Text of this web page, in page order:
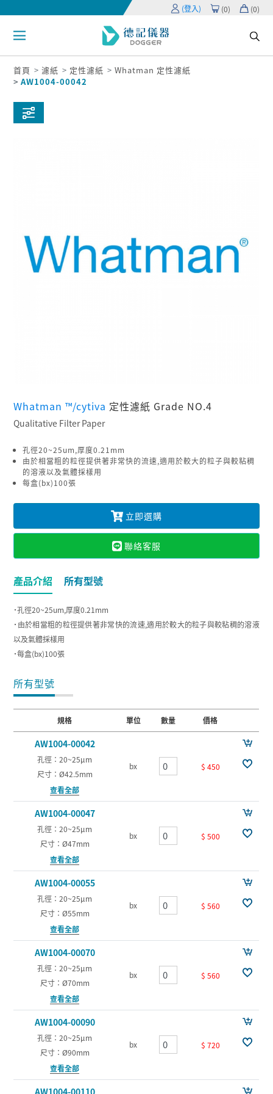
(登入) (0) (0)
首頁 濾紙 定性濾紙
Whatman 定性濾紙
AW1004-00042
Whatman ™/cytiva 定性濾紙 Grade NO.4
Qualitative Filter Paper
孔徑20~25um,厚度0.21mm
由於相當粗的粒徑提供著非常快的流速,適用於較大的粒子與較粘稠
的溶液以及氣體採樣用
每盒(bx)100張
立即選購
聯絡客服
產品介紹 所有型號
˙孔徑20~25um,厚度0.21mm
˙由於相當粗的粒徑提供著非常快的流速,適用於較大的粒子與較粘稠的溶液
以及氣體採樣用
˙每盒(bx)100張
所有型號
規格 單位 數量 價格
AW1004-00042
孔徑：20~25µm
尺寸：Ø42.5mm
查看全部
bx $ 450
AW1004-00047
孔徑：20~25µm
尺寸：Ø47mm
查看全部
bx $ 500
AW1004-00055
孔徑：20~25µm
尺寸：Ø55mm
查看全部
bx $ 560
AW1004-00070
孔徑：20~25µm
尺寸：Ø70mm
查看全部
bx $ 560
AW1004-00090
孔徑：20~25µm
尺寸：Ø90mm
查看全部
bx $ 720